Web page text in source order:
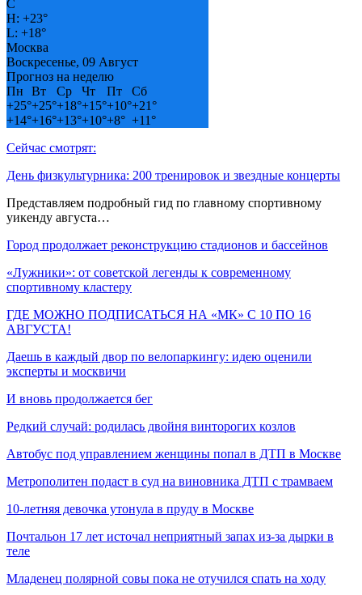
C
H: +23°
L: +18°
Москва
Воскресенье, 09 Август
Прогноз на неделю
Пн
Вт Ср Чт Пт
Сб
+25°+25°+18°+15°+10°+21°
+14°+16°+13°+10°+8° +11°
Сейчас смотрят:
День физкультурника: 200 тренировок и звездные концерты
Представляем подробный гид по главному спортивному
уикенду августа…
Город продолжает реконструкцию стадионов и бассейнов
«Лужники»: от советской легенды к современному
спортивному кластеру
ГДЕ МОЖНО ПОДПИСАТЬСЯ НА «МК» С 10 ПО 16
АВГУСТА!
Даешь в каждый двор по велопаркингу: идею оценили
эксперты и москвичи
И вновь продолжается бег
Редкий случай: родилась двойня винторогих козлов
Автобус под управлением женщины попал в ДТП в Москве
Метрополитен подаст в суд на виновника ДТП с трамваем
10-летняя девочка утонула в пруду в Москве
Почтальон 17 лет источал неприятный запах из-за дырки в
теле
Младенец полярной совы пока не отучился спать на ходу